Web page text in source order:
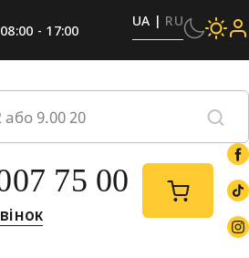
- 17:00
UA | RU
75 00